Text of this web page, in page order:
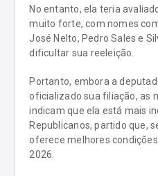
No entanto, ela teria
muito forte, com nomes
José Nelto, Pedro Sales e
dificultar sua reeleição.
Portanto, embora a
oficializado sua filiação, as
indicam que ela está mais
Republicanos, partido que,
oferece melhores
2026.